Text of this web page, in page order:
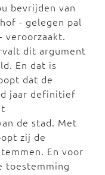
bevrijden van
- gelegen pal
veroorzaakt.
dit argument
En dat is
dat de
jaar definitief
de stad. Met
zij de
En voor
toestemming